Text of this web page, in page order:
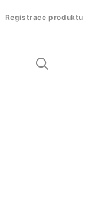
Registrace produktu